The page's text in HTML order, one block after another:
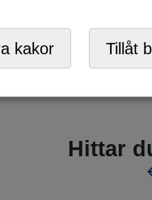
Hittar
kakor Tillåt